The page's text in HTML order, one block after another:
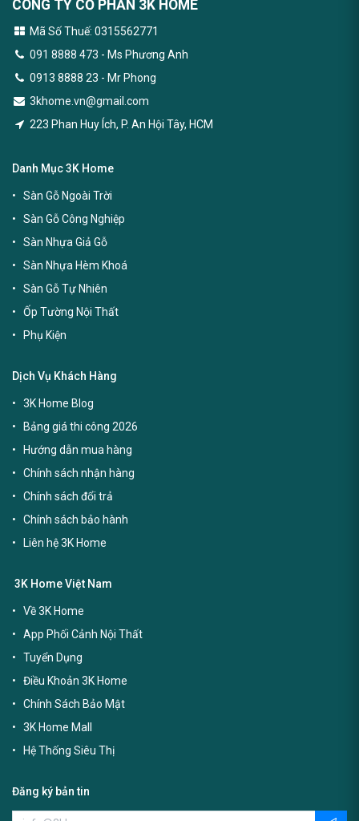
CÔNG TY CỔ PHẦN 3K HOME
Mã Số Thuế: 0315562771
091 8888 473 - Ms Phương Anh
0913 8888 23 - Mr Phong
3khome.vn@gmail.com
223 Phan Huy Ích, P. An Hội Tây, HCM
Danh Mục 3K Home
Sàn Gỗ Ngoài Trời
Sàn Gỗ Công Nghiệp
Sàn Nhựa Giả Gỗ
Sàn Nhựa Hèm Khoá
Sàn Gỗ Tự Nhiên
Ốp Tường Nội Thất
Phụ Kiện
Dịch Vụ Khách Hàng
3K Home Blog
Bảng giá thi công 2026
Hướng dẫn mua hàng
Chính sách nhận hàng
Chính sách đổi trả
Chính sách bảo hành
Liên hệ 3K Home
3K Home Việt Nam
Về 3K Home
App Phối Cảnh Nội Thất
Tuyển Dụng
Điều Khoản 3K Home
Chính Sách Bảo Mật
3K Home Mall
Hệ Thống Siêu Thị
Đăng ký bản tin